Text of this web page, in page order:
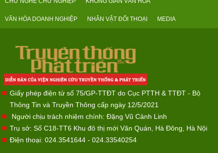
VĂN HÓA DOANH NGHIỆP NHÂN VẬT ĐỐI THOẠI MEDIA
Giấy phép điện tử số 75/GP-TTĐT do Cục PTTH & TTĐT - Bộ
Thông Tin và Truyền Thông cấp ngày 12/5/2021
Người chịu trách nhiệm chính: Đặng Vũ Cảnh Linh
Trụ sở: Số C18-TT6 Khu đô thị mới Văn Quán, Hà Đông, Hà Nội
Điện thoại: 024.3541644 - 024.33540254